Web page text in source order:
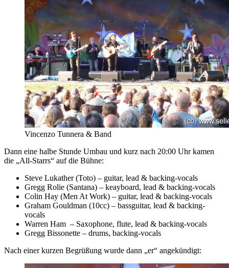
Vincenzo Tunnera & Band
Dann eine halbe Stunde Umbau und kurz nach 20:00 Uhr kamen
die „All-Starrs“ auf die Bühne:
Steve Lukather (Toto) – guitar, lead & backing-vocals
Gregg Rolie (Santana) – keayboard, lead & backing-vocals
Colin Hay (Men At Work) – guitar, lead & backing-vocals
Graham Gouldman (10cc) – bassguitar, lead & backing-
vocals
Warren Ham – Saxophone, flute, lead & backing-vocals
Gregg Bissonette – drums, backing-vocals
Nach einer kurzen Begrüßung wurde dann „er“ angekündigt: